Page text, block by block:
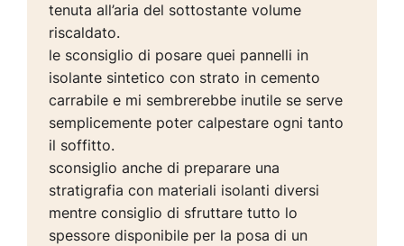
tenuta all’aria del sottostante volume
riscaldato.
le sconsiglio di posare quei pannelli in
isolante sintetico con strato in cemento
carrabile e mi sembrerebbe inutile se serve
semplicemente poter calpestare ogni tanto
il soffitto.
sconsiglio anche di preparare una
stratigrafia con materiali isolanti diversi
mentre consiglio di sfruttare tutto lo
spessore disponibile per la posa di un